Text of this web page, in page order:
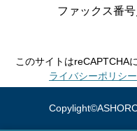
2017年01月
ファックス番
このサイトはreCAPTCHA
ライバシーポリシー